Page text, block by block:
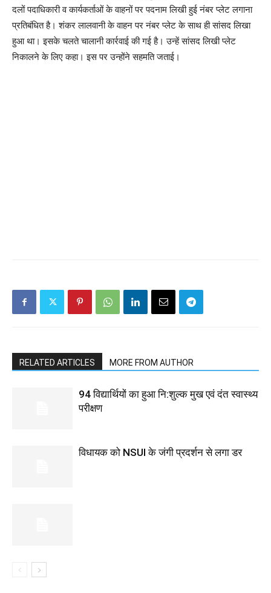
दलों पदाधिकारी व कार्यकर्ताओं के वाहनों पर पदनाम लिखी हुई नंबर प्लेट लगाना
प्रतिबंधित है। शंकर लालवानी के वाहन पर नंबर प्लेट के साथ ही सांसद लिखा
हुआ था। इसके चलते चालानी कार्रवाई की गई है। उन्हें सांसद लिखी प्लेट
निकालने के लिए कहा। इस पर उन्होंने सहमति जताई।
RELATED ARTICLES MORE FROM AUTHOR
94 विद्यार्थियों का हुआ नि:शुल्क मुख एवं दंत स्वास्थ्य
परीक्षण
विधायक को NSUI के जंगी प्रदर्शन से लगा डर